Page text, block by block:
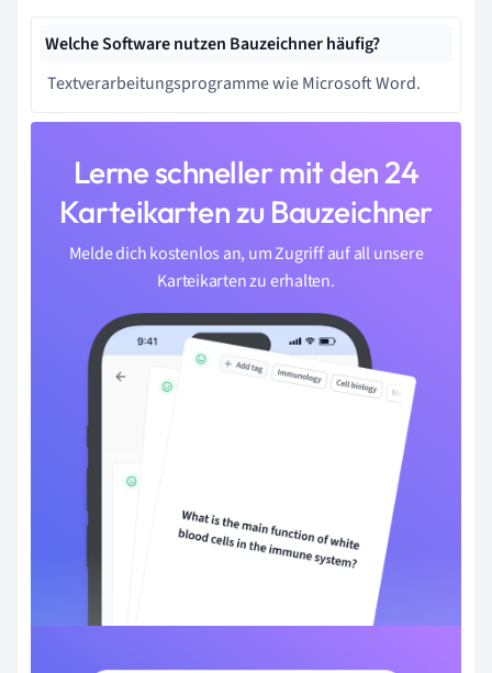
Welche Software nutzen Bauzeichner häufig?
Textverarbeitungsprogramme wie Microsoft Word.
Lerne schneller mit den 24
Karteikarten zu Bauzeichner
Melde dich kostenlos an, um Zugriff auf all unsere
Karteikarten zu erhalten.